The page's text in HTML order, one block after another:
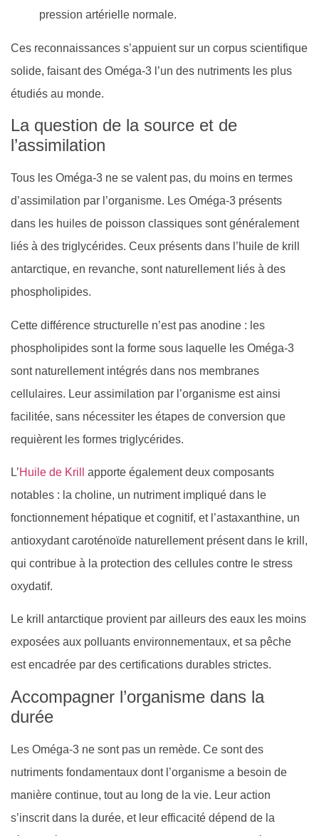
pression artérielle normale.
Ces reconnaissances s’appuient sur un corpus scientifique
solide, faisant des Oméga-3 l’un des nutriments les plus
étudiés au monde.
La question de la source et de
l’assimilation
Tous les Oméga-3 ne se valent pas, du moins en termes
d’assimilation par l’organisme. Les Oméga-3 présents
dans les huiles de poisson classiques sont généralement
liés à des triglycérides. Ceux présents dans l’huile de krill
antarctique, en revanche, sont naturellement liés à des
phospholipides.
Cette différence structurelle n’est pas anodine : les
phospholipides sont la forme sous laquelle les Oméga-3
sont naturellement intégrés dans nos membranes
cellulaires. Leur assimilation par l’organisme est ainsi
facilitée, sans nécessiter les étapes de conversion que
requièrent les formes triglycérides.
L’Huile de Krill
apporte également deux composants
notables : la choline, un nutriment impliqué dans le
fonctionnement hépatique et cognitif, et l’astaxanthine, un
antioxydant caroténoïde naturellement présent dans le krill,
qui contribue à la protection des cellules contre le stress
oxydatif.
Le krill antarctique provient par ailleurs des eaux les moins
exposées aux polluants environnementaux, et sa pêche
est encadrée par des certifications durables strictes.
Accompagner l’organisme dans la
durée
Les Oméga-3 ne sont pas un remède. Ce sont des
nutriments fondamentaux dont l’organisme a besoin de
manière continue, tout au long de la vie. Leur action
s’inscrit dans la durée, et leur efficacité dépend de la